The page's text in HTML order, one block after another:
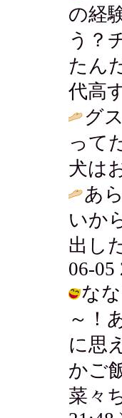
の経
う？
たん
代高
グ
って
犬は
あ
いか
出し
06-05
な
～！
に思
かご
菜々